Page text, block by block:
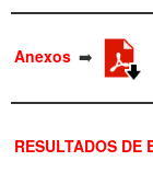
Anexos ➡️
RESULTADOS DE